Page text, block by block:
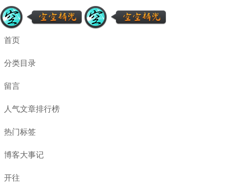
首页
分类目录
留言
人气文章排行榜
热门标签
博客大事记
开往